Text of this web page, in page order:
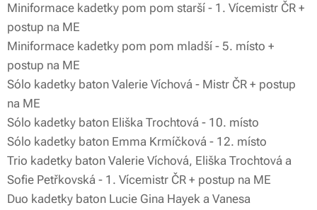
Miniformace kadetky pom pom starší - 1. Vícemistr ČR +
postup na ME
Miniformace kadetky pom pom mladší - 5. místo +
postup na ME
Sólo kadetky baton Valerie Víchová - Mistr ČR + postup
na ME
Sólo kadetky baton Eliška Trochtová - 10. místo
Sólo kadetky baton Emma Krmíčková - 12. místo
Trio kadetky baton Valerie Víchová, Eliška Trochtová a
Sofie Petřkovská - 1. Vícemistr ČR + postup na ME
Duo kadetky baton Lucie Gina Hayek a Vanesa